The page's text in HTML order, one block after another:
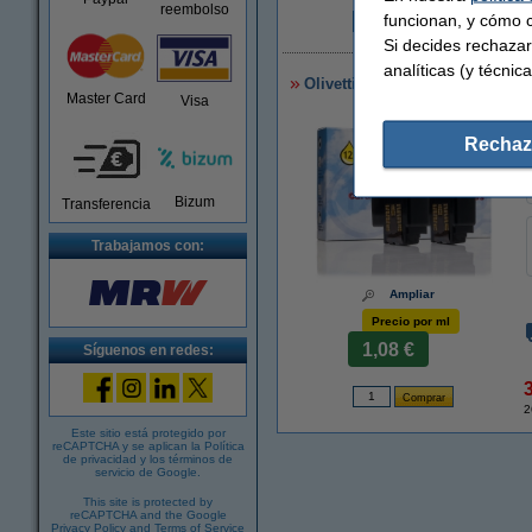
reembolso
Master Card Visa
Transferencia Bizum
Trabajamos con:
Síguenos en redes:
Este sitio está protegido por
reCAPTCHA y se aplican la Política
de privacidad y los términos de
servicio de Google
This site is protected by
reCAPTCHA and the Google
Privacy Policy and Terms of Service
Olivetti FJ 31 (B0336 F)
Ampliar
Precio por ml
1,08 €
funcionan, y cómo
Si decides
analíticas (y